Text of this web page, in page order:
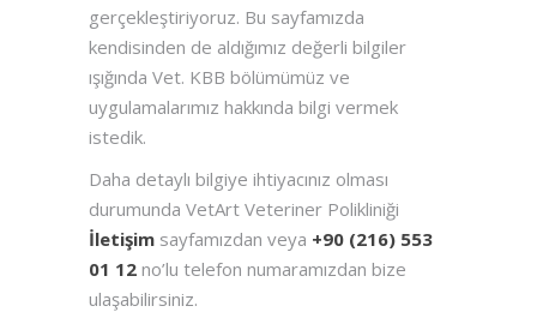
gerçekleştiriyoruz. Bu sayfamızda
kendisinden de aldığımız değerli bilgiler
ışığında Vet. KBB bölümümüz ve
uygulamalarımız hakkında bilgi vermek
istedik.
Daha detaylı bilgiye ihtiyacınız olması
durumunda VetArt Veteriner Polikliniği
İletişim sayfamızdan veya +90 (216) 553
01 12 no’lu telefon numaramızdan bize
ulaşabilirsiniz.